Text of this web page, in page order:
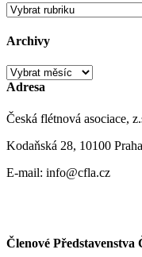
Rubriky
Archivy
Archivy
Adresa
Česká flétnová asociace,
Kodaňská 28, 10100
E-mail: info@cfla.cz
Členové Představenstva